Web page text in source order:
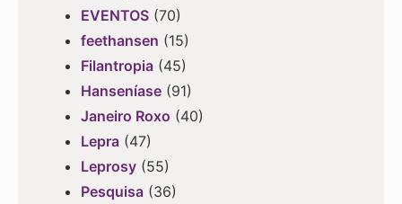
EVENTOS (70)
feethansen (15)
Filantropia (45)
Hanseníase (91)
Janeiro Roxo (40)
Lepra (47)
Leprosy (55)
Pesquisa (36)